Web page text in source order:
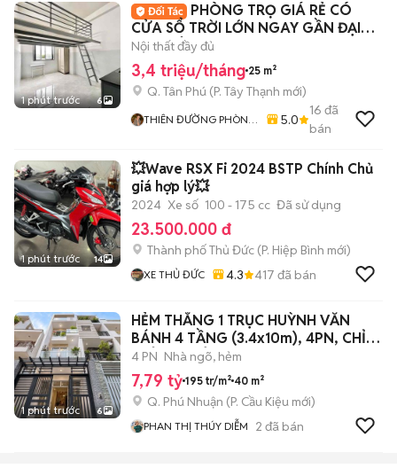
1 phút trước 6
PHÒNG TRỌ GIÁ RẺ CÓ
CỬA SỔ TRỜI LỚN NGAY GẦN ĐẠI
HỌC CÔNG THƯƠNG
Nội thất đầy đủ
3,4 triệu/tháng 25 m²
Q. Tân Phú (P. Tây Thạnh mới)
THIÊN ĐƯỜNG PHÒNG
5.0
16 đã
bán
1 phút trước 14
💥Wave RSX Fi 2024 BSTP Chính Chủ
giá hợp lý💥
2024 Xe số 100 - 175 cc Đã sử dụng
23.500.000 đ
Thành phố Thủ Đức (P. Hiệp Bình mới)
XE THỦ ĐỨC 4.3 417 đã bán
1 phút trước 6
HẺM THẲNG 1 TRỤC HUỲNH VĂN
BÁNH 4 TẦNG (3.4x10m), 4PN, CHỈ
NHỈNH 7 TỶ
4 PN Nhà ngõ, hẻm
7,79 tỷ 195 tr/m² 40 m²
Q. Phú Nhuận (P. Cầu Kiệu mới)
PHAN THỊ THÚY DIỄM 2 đã bán